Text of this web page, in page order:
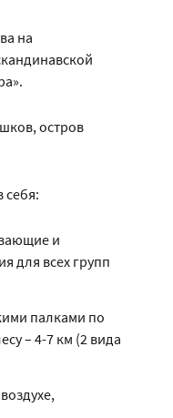
на
остров
себя:
и
для всех групп
палками по
– 4-7 км (2 вида